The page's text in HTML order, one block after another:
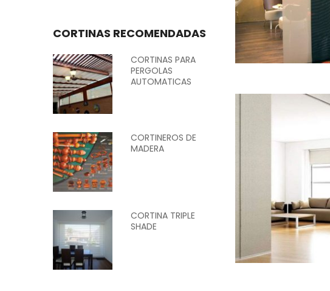
CORTINAS RECOMENDADAS
CORTINAS PARA
PERGOLAS
AUTOMATICAS
CORTINEROS DE
MADERA
CORTINA TRIPLE
SHADE